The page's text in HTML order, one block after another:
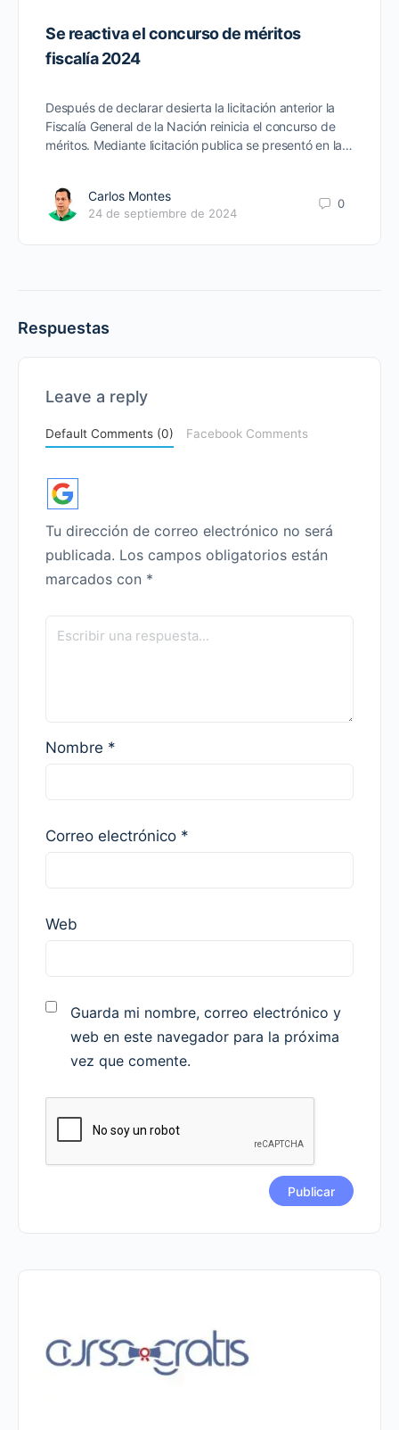
Se reactiva el concurso de méritos
fiscalía 2024
Después de declarar desierta la licitación anterior la
Fiscalía General de la Nación reinicia el concurso de
méritos. Mediante licitación publica se presentó en la…
Carlos Montes
24 de septiembre de 2024
0
Respuestas
Leave a reply
Default Comments (0) Facebook Comments
Tu dirección de correo electrónico no será
publicada. Los campos obligatorios están
marcados con *
Nombre *
Correo electrónico *
Web
Guarda mi nombre, correo electrónico y
web en este navegador para la próxima
vez que comente.